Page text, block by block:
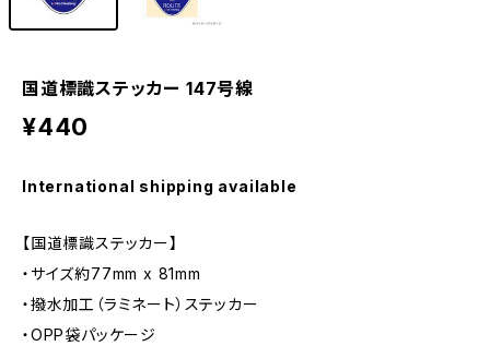
国道標識ステッカー 147号線
¥440
International shipping available
【国道標識ステッカー】
・サイズ約77mm x 81mm
・撥水加工（ラミネート）ステッカー
・OPP袋パッケージ